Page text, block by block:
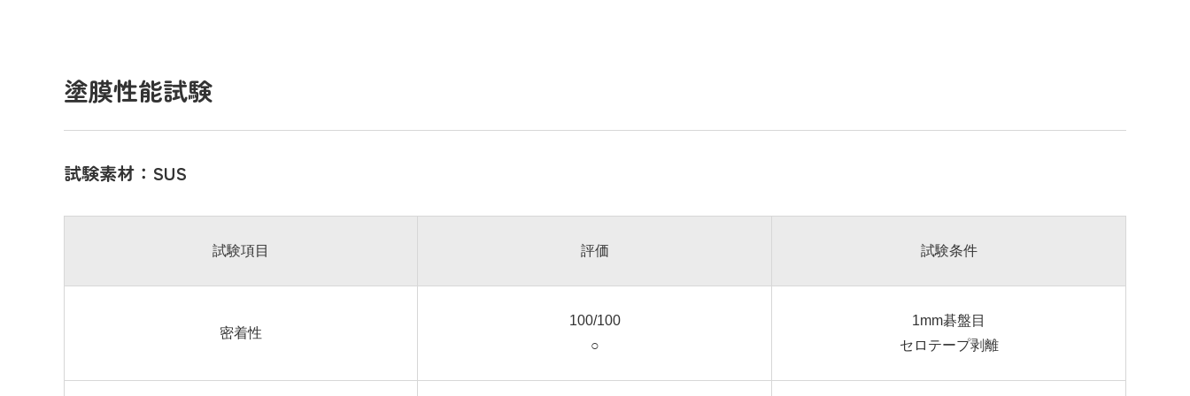
塗膜性能試験
試験素材：SUS
試験項目 評価 試験条件
密着性
100/100
○
1mm碁盤目
セロテープ剥離